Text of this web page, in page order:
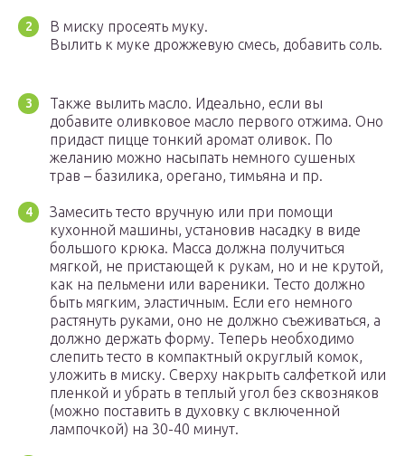
В миску просеять муку.
Вылить к муке дрожжевую смесь, добавить соль.
Также вылить масло. Идеально, если вы
добавите оливковое масло первого отжима. Оно
придаст пицце тонкий аромат оливок. По
желанию можно насыпать немного сушеных
трав – базилика, орегано, тимьяна и пр.
Замесить тесто вручную или при помощи
кухонной машины, установив насадку в виде
большого крюка. Масса должна получиться
мягкой, не пристающей к рукам, но и не крутой,
как на пельмени или вареники. Тесто должно
быть мягким, эластичным. Если его немного
растянуть руками, оно не должно съеживаться, а
должно держать форму. Теперь необходимо
слепить тесто в компактный округлый комок,
уложить в миску. Сверху накрыть салфеткой или
пленкой и убрать в теплый угол без сквозняков
(можно поставить в духовку с включенной
лампочкой) на 30-40 минут.